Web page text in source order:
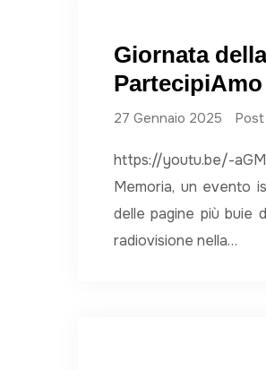
Giornata
27 Gennaio 2025
https://youtu.be/-
Memoria, un evento
delle pagine più buie
radiovisione nella…